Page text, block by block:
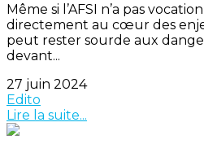
Même si l’AFSI n’a pas
directement au cœur des
peut rester sourde aux
devant...
27 juin 2024
Edito
Lire la suite...